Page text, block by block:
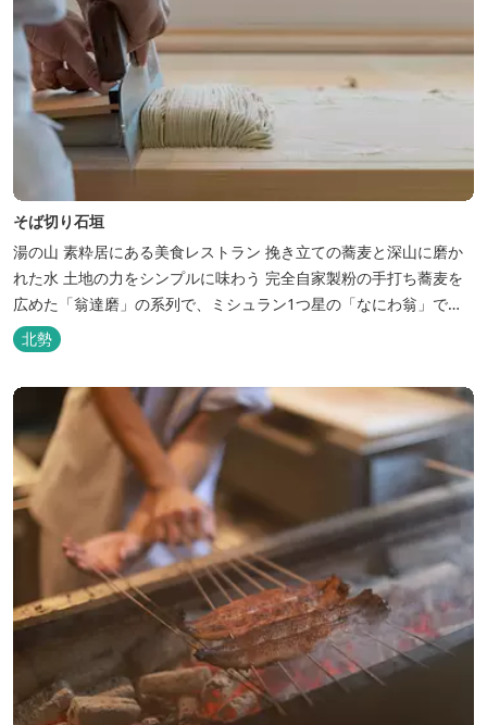
そば切り石垣
湯の山 素粋居にある美食レストラン 挽き立ての蕎麦と深山に磨か
れた水 土地の力をシンプルに味わう 完全自家製粉の手打ち蕎麦を
広めた「翁達磨」の系列で、ミシュラン1つ星の「なにわ翁」で研
鑽を積んだ石垣雄介氏が開業した「そば切り石垣」。 翁伝統の完全
自家製粉による二八蕎麦を踏襲し、蕎麦と酒をシンプルに楽しむ店
を実現しました。国産蕎麦の香りを存分に引き出す、湯の山温泉の
天然の水の力...
北勢